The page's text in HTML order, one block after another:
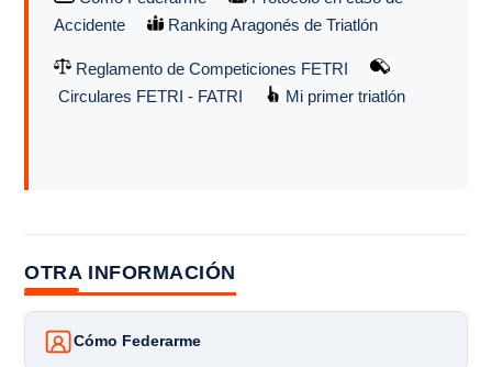
Accidente
Ranking Aragonés de Triatlón
Reglamento de Competiciones FETRI
Circulares FETRI - FATRI
Mi primer triatlón
OTRA INFORMACIÓN
Cómo Federarme